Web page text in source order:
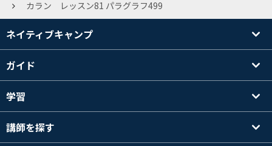
カラン レッスン81 パラグラフ499
ネイティブキャンプ
ガイド
学習
講師を探す